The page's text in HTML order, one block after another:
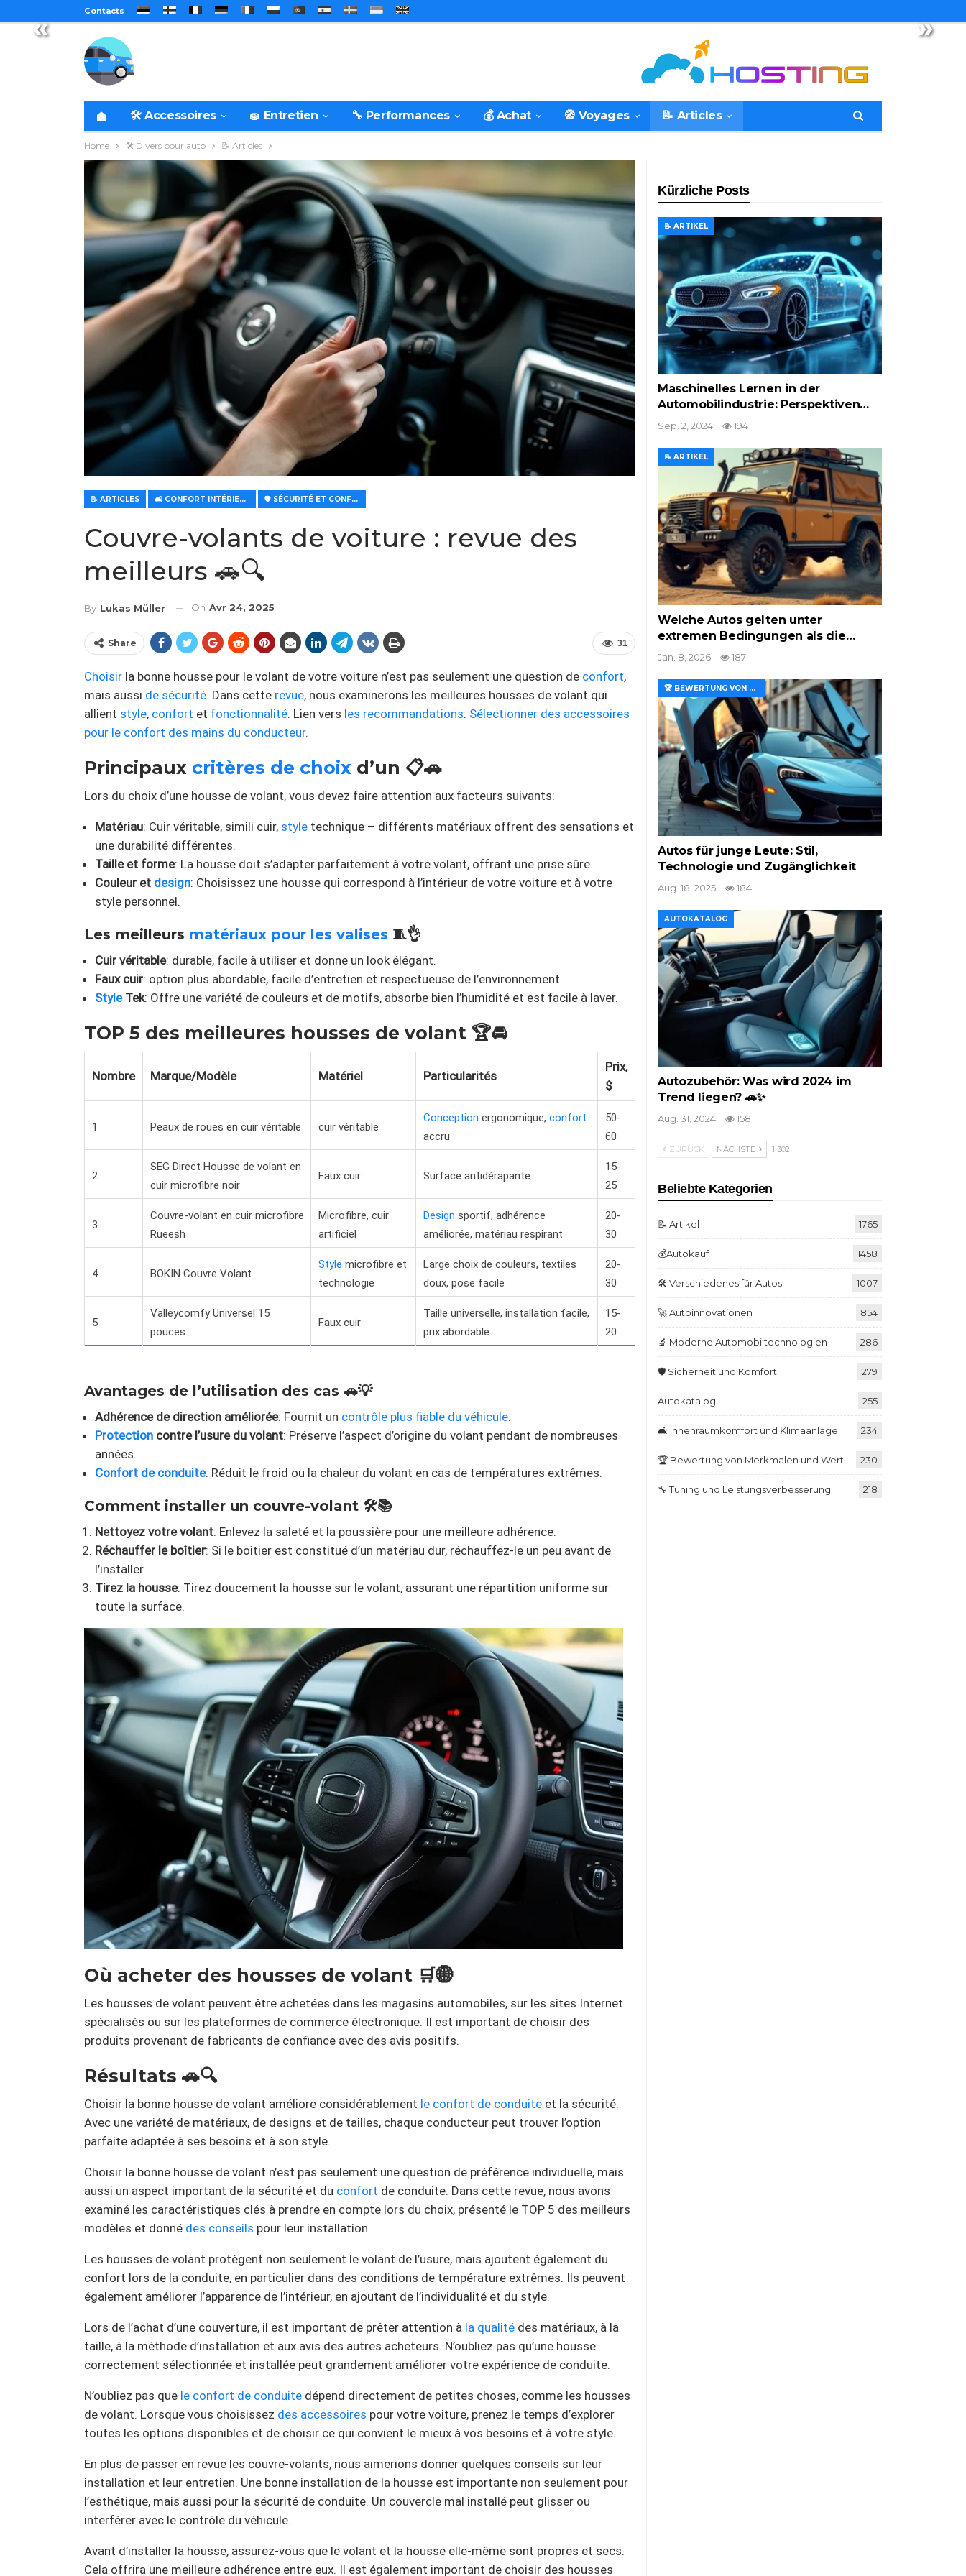
« »
Contacts
🛠️ Accessoires 🧽 Entretien 🔧 Performances 💰 Achat 🧭 Voyages 📝 Articles
Home 🛠️ Divers pour auto 📝 Articles
📝 ARTICLES 🛋️ CONFORT INTÉRIEUR ET CLIMATISATION 🛡️ SÉCURITÉ ET CONFORT
Couvre-volants de voiture : revue des
meilleurs 🚗🔍
By Lukas Müller On Avr 24, 2025
31
Share
Choisir la bonne housse pour le volant de votre voiture n’est pas seulement une question de confort,
mais aussi de sécurité. Dans cette revue, nous examinerons les meilleures housses de volant qui
allient style, confort et fonctionnalité. Lien vers les recommandations: Sélectionner des accessoires
pour le confort des mains du conducteur.
Principaux critères de choix d’un 📋🚗
Lors du choix d’une housse de volant, vous devez faire attention aux facteurs suivants:
Matériau: Cuir véritable, simili cuir, style technique – différents matériaux offrent des sensations et
une durabilité différentes.
Taille et forme: La housse doit s’adapter parfaitement à votre volant, offrant une prise sûre.
Couleur et design: Choisissez une housse qui correspond à l’intérieur de votre voiture et à votre
style personnel.
Les meilleurs matériaux pour les valises 🧵👌
Cuir véritable: durable, facile à utiliser et donne un look élégant.
Faux cuir: option plus abordable, facile d’entretien et respectueuse de l’environnement.
Style Tek: Offre une variété de couleurs et de motifs, absorbe bien l’humidité et est facile à laver.
TOP 5 des meilleures housses de volant 🏆🚘
Nombre Marque/Modèle Matériel Particularités
Prix,
$
1 Peaux de roues en cuir véritable cuir véritable
Conception ergonomique, confort
accru
50-
60
2
SEG Direct Housse de volant en
cuir microfibre noir
Faux cuir Surface antidérapante
15-
25
3
Couvre-volant en cuir microfibre
Rueesh
Microfibre, cuir
artificiel
Design sportif, adhérence
améliorée, matériau respirant
20-
30
4 BOKIN Couvre Volant
Style microfibre et
technologie
Large choix de couleurs, textiles
doux, pose facile
20-
30
5
Valleycomfy Universel 15
pouces
Faux cuir
Taille universelle, installation facile,
prix abordable
15-
20
Avantages de l’utilisation des cas 🚗💡
Adhérence de direction améliorée: Fournit un contrôle plus fiable du véhicule.
Protection contre l’usure du volant: Préserve l’aspect d’origine du volant pendant de nombreuses
années.
Confort de conduite: Réduit le froid ou la chaleur du volant en cas de températures extrêmes.
Comment installer un couvre-volant 🛠️📚
Nettoyez votre volant: Enlevez la saleté et la poussière pour une meilleure adhérence.
Réchauffer le boîtier: Si le boîtier est constitué d’un matériau dur, réchauffez-le un peu avant de
l’installer.
Tirez la housse: Tirez doucement la housse sur le volant, assurant une répartition uniforme sur
toute la surface.
Où acheter des housses de volant 🛒🌐
Les housses de volant peuvent être achetées dans les magasins automobiles, sur les sites Internet
spécialisés ou sur les plateformes de commerce électronique. Il est important de choisir des
produits provenant de fabricants de confiance avec des avis positifs.
Résultats 🚗🔍
Choisir la bonne housse de volant améliore considérablement le confort de conduite et la sécurité.
Avec une variété de matériaux, de designs et de tailles, chaque conducteur peut trouver l’option
parfaite adaptée à ses besoins et à son style.
Choisir la bonne housse de volant n’est pas seulement une question de préférence individuelle, mais
aussi un aspect important de la sécurité et du confort de conduite. Dans cette revue, nous avons
examiné les caractéristiques clés à prendre en compte lors du choix, présenté le TOP 5 des meilleurs
modèles et donné des conseils pour leur installation.
Les housses de volant protègent non seulement le volant de l’usure, mais ajoutent également du
confort lors de la conduite, en particulier dans des conditions de température extrêmes. Ils peuvent
également améliorer l’apparence de l’intérieur, en ajoutant de l’individualité et du style.
Lors de l’achat d’une couverture, il est important de prêter attention à la qualité des matériaux, à la
taille, à la méthode d’installation et aux avis des autres acheteurs. N’oubliez pas qu’une housse
correctement sélectionnée et installée peut grandement améliorer votre expérience de conduite.
N’oubliez pas que le confort de conduite dépend directement de petites choses, comme les housses
de volant. Lorsque vous choisissez des accessoires pour votre voiture, prenez le temps d’explorer
toutes les options disponibles et de choisir ce qui convient le mieux à vos besoins et à votre style.
En plus de passer en revue les couvre-volants, nous aimerions donner quelques conseils sur leur
installation et leur entretien. Une bonne installation de la housse est importante non seulement pour
l’esthétique, mais aussi pour la sécurité de conduite. Un couvercle mal installé peut glisser ou
interférer avec le contrôle du véhicule.
Avant d’installer la housse, assurez-vous que le volant et la housse elle-même sont propres et secs.
Cela offrira une meilleure adhérence entre eux. Il est également important de choisir des housses
Kürzliche Posts
📝 ARTIKEL
Maschinelles Lernen in der
Automobilindustrie: Perspektiven…
Sep. 2, 2024 194
📝 ARTIKEL
Welche Autos gelten unter
extremen Bedingungen als die…
Jan. 8, 2026 187
🏆 BEWERTUNG VON MERKMALEN UND WERT
Autos für junge Leute: Stil,
Technologie und Zugänglichkeit
Aug. 18, 2025 184
AUTOKATALOG
Autozubehör: Was wird 2024 im
Trend liegen? 🚗✨
Aug. 31, 2024 158
ZURÜCK NÄCHSTE 1 302
Beliebte Kategorien
📝 Artikel 1765
💰Autokauf 1458
🛠️ Verschiedenes für Autos 1007
🚀 Autoinnovationen 854
🔬 Moderne Automobiltechnologien 286
🛡️ Sicherheit und Komfort 279
Autokatalog 255
🛋️ Innenraumkomfort und Klimaanlage 234
🏆 Bewertung von Merkmalen und Wert 230
🔧 Tuning und Leistungsverbesserung 218